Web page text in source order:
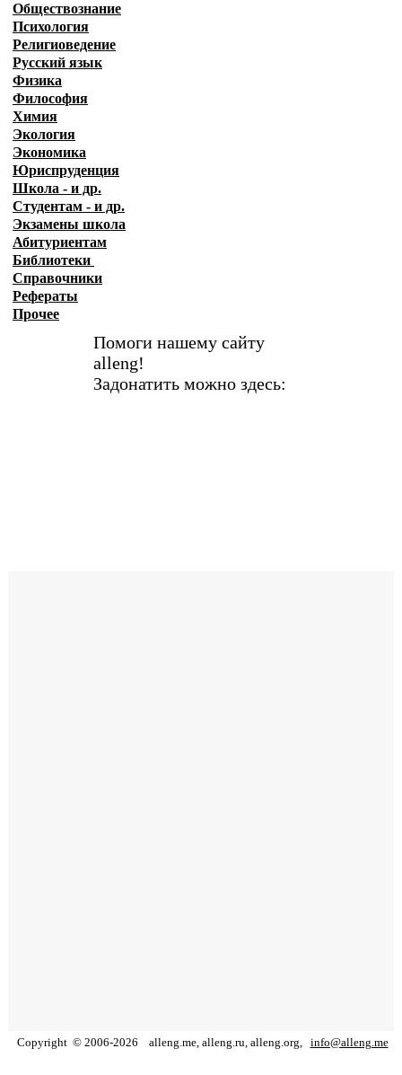
Обществознание
Психология
Религиоведение
Русский язык
Физика
Философия
Химия
Экология
Экономика
Юриспруденция
Школа - и др.
Студентам - и др.
Экзамены школа
Абитуриентам
Библиотеки
Справочники
Рефераты
Прочее
Помоги нашему сайту
alleng!
Задонатить можно здесь:
Copyright © 2006-2026 alleng.me, alleng.ru, alleng.org, info@alleng.me